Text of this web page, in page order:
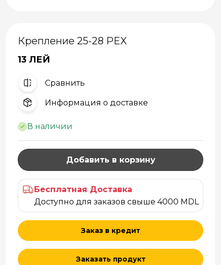
Крепление 25-28 PEX
13 ЛЕЙ
Cравнить
Информация о доставке
В наличии
Добавить в корзину
Бесплатная Доставка
Доступно для заказов свыше 4000 MDL
Заказ в кредит
Заказать продукт